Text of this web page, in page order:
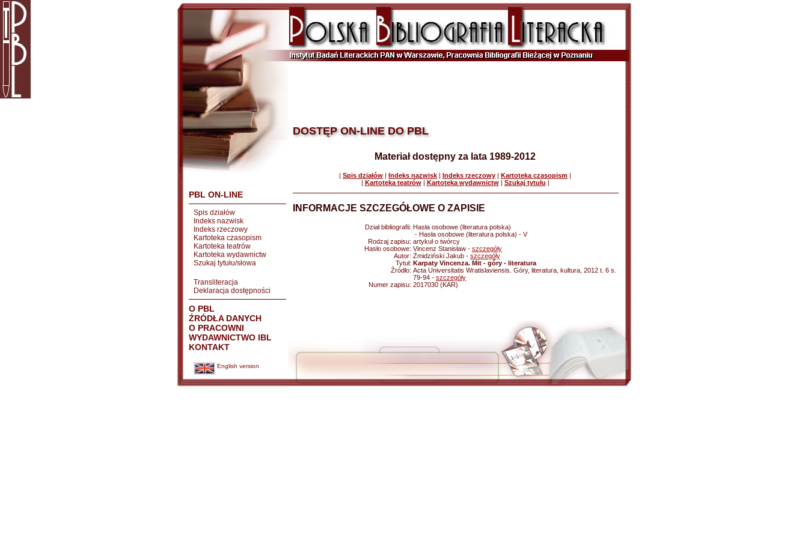
PBL ON-LINE
Spis działów
Indeks nazwisk
Indeks rzeczowy
Kartoteka czasopism
Kartoteka teatrów
Kartoteka wydawnictw
Szukaj tytułu/słowa
Transliteracja
Deklaracja dostępności
O PBL
ŹRÓDŁA DANYCH
O PRACOWNI
WYDAWNICTWO IBL
KONTAKT
English version
DOSTĘP ON-LINE DO PBL
Materiał dostępny za lata 1989-2012
| Spis działów | Indeks nazwisk | Indeks rzeczowy | Kartoteka czasopism |
| Kartoteka teatrów| Kartoteka wydawnictw| Szukaj tytułu |
INFORMACJE SZCZEGÓŁOWE O ZAPISIE
Dział bibliografii: Hasła osobowe (literatura polska)
- Hasła osobowe (literatura polska) - V
Rodzaj zapisu: artykuł o twórcy
Hasło osobowe: Vincenz Stanisław - szczegóły
Autor: Żmidziński Jakub - szczegóły
Tytuł: Karpaty Vincenza. Mit - góry - literatura
Źródło: Acta Universitatis Wratislaviensis. Góry, literatura, kultura, 2012 t. 6 s.
79-94 - szczegóły
Numer zapisu: 2017030 (KAR)